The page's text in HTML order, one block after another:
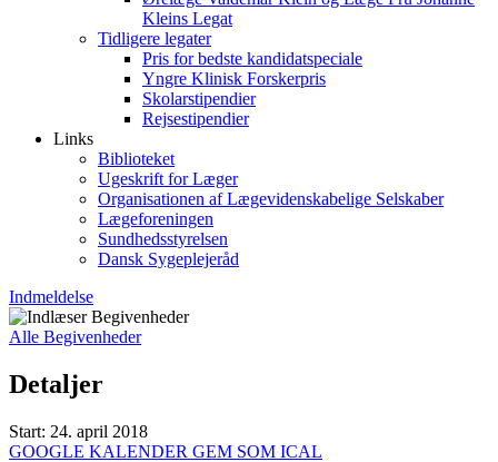
Kleins Legat
Tidligere legater
Pris for bedste kandidatspeciale
Yngre Klinisk Forskerpris
Skolarstipendier
Rejsestipendier
Links
Biblioteket
Ugeskrift for Læger
Organisationen af Lægevidenskabelige Selskaber
Lægeforeningen
Sundhedsstyrelsen
Dansk Sygeplejeråd
Indmeldelse
Alle Begivenheder
Detaljer
Start: 24. april 2018
GOOGLE KALENDER GEM SOM ICAL